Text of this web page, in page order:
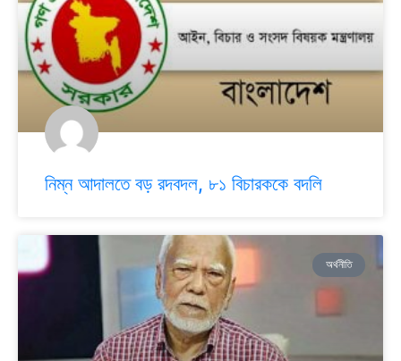
নিম্ন আদালতে বড় রদবদল, ৮১ বিচারককে বদলি
অর্থনীতি